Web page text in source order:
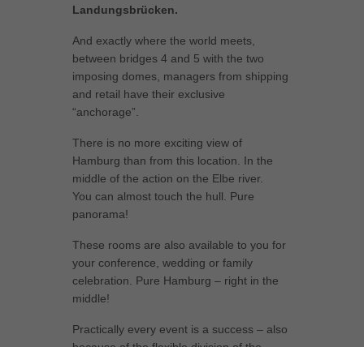
Landungsbrücken.
And exactly where the world meets,
between bridges 4 and 5 with the two
imposing domes, managers from shipping
and retail have their exclusive
“anchorage”.
There is no more exciting view of
Hamburg than from this location. In the
middle of the action on the Elbe river.
You can almost touch the hull. Pure
panorama!
These rooms are also available to you for
your conference, wedding or family
celebration. Pure Hamburg – right in the
middle!
Practically every event is a success – also